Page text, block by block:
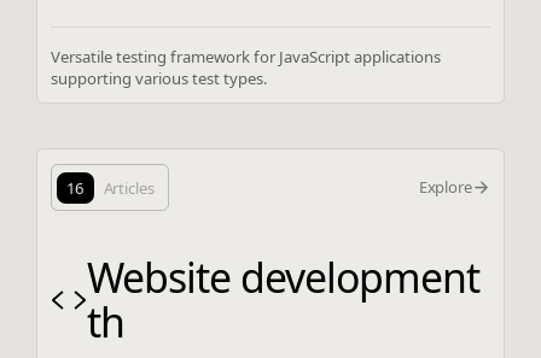
Versatile testing framework for JavaScript applications
supporting various test types.
16 Articles Explore
Website development
th